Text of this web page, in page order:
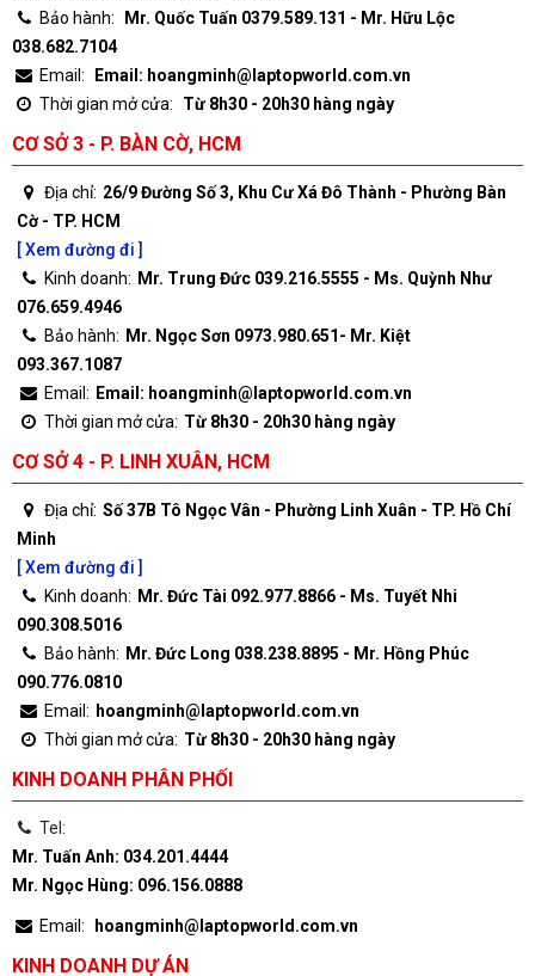
Bảo hành:
Mr. Quốc Tuấn 0379.589.131 - Mr. Hữu Lộc
038.682.7104
Email:
Email: hoangminh@laptopworld.com.vn
Thời gian mở cửa:
Từ 8h30 - 20h30 hàng ngày
CƠ SỞ 3 - P. BÀN CỜ, HCM
Địa chỉ: 26/9 Đường Số 3, Khu Cư Xá Đô Thành - Phường Bàn
Cờ - TP. HCM
[ Xem đường đi ]
Kinh doanh: Mr. Trung Đức 039.216.5555 - Ms. Quỳnh Như
076.659.4946
Bảo hành: Mr. Ngọc Sơn 0973.980.651- Mr. Kiệt
093.367.1087
Email: Email: hoangminh@laptopworld.com.vn
Thời gian mở cửa: Từ 8h30 - 20h30 hàng ngày
CƠ SỞ 4 - P. LINH XUÂN, HCM
Địa chỉ: Số 37B Tô Ngọc Vân - Phường Linh Xuân - TP. Hồ Chí
Minh
[ Xem đường đi ]
Kinh doanh: Mr. Đức Tài 092.977.8866 - Ms. Tuyết Nhi
090.308.5016
Bảo hành: Mr. Đức Long 038.238.8895 - Mr. Hồng Phúc
090.776.0810
Email: hoangminh@laptopworld.com.vn
Thời gian mở cửa: Từ 8h30 - 20h30 hàng ngày
KINH DOANH PHÂN PHỐI
Tel:
Mr. Tuấn Anh: 034.201.4444
Mr. Ngọc Hùng: 096.156.0888
Email: hoangminh@laptopworld.com.vn
KINH DOANH DỰ ÁN